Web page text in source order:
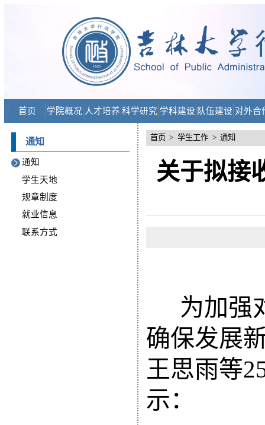
首页 学院概况 人才培养 科学研究 学科建设 队伍建设 对外合
通知
通知
学生天地
规章制度
就业信息
联系方式
首页 > 学生工作 > 通知
关于拟接
为加强
确保发展
王思雨等
示：